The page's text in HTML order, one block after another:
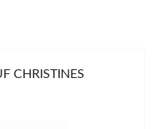
CHRISTINES